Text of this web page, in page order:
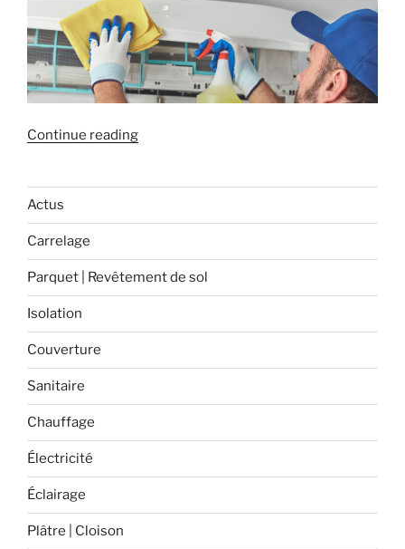
Continue reading« Préparez
l’été ! »
Actus
Carrelage
Parquet | Revêtement de sol
Isolation
Couverture
Sanitaire
Chauffage
Électricité
Éclairage
Plâtre | Cloison